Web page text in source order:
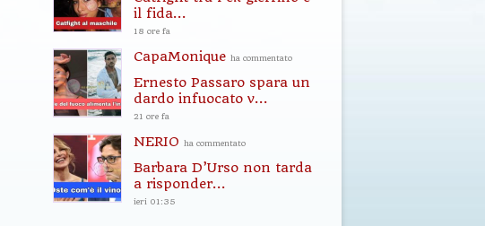
il fida...
18 ore fa
CapaMonique ha commentato
Ernesto Passaro spara un
dardo infuocato v...
21 ore fa
NERIO ha commentato
Barbara D’Urso non tarda
a risponder...
ieri 01:35